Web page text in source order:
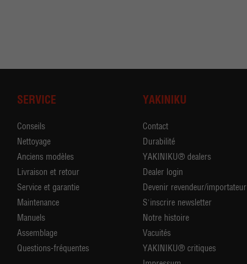
SERVICE
Conseils
Nettoyage
Anciens modèles
Livraison et retour
Service et garantie
Maintenance
Manuels
Assemblage
Questions-fréquentes
YAKINIKU
Contact
Durabilité
YAKINIKU® dealers
Dealer login
Devenir revendeur/importateur
S'inscrire newsletter
Notre histoire
Vacuités
YAKINIKU® critiques